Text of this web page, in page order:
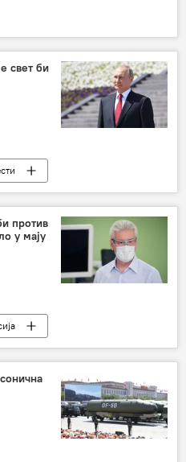
Гори
литија
свет би
држава
против
у мају